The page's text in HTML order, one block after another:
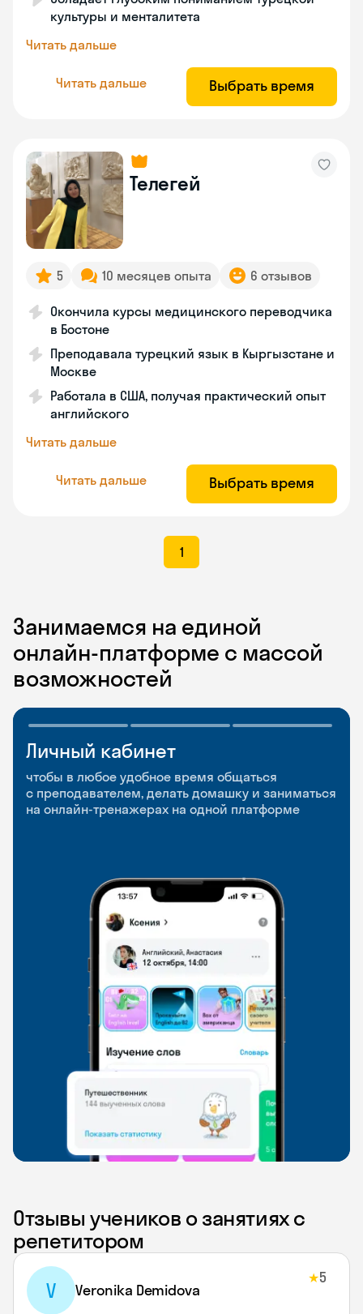
культуры и менталитета
Читать дальше
Читать дальше Выбрать время
Телегей
5 10 месяцев опыта 6 отзывов
Окончила курсы медицинского переводчика
в Бостоне
Преподавала турецкий язык в Кыргызстане и
Москве
Работала в США, получая практический опыт
английского
Читать дальше
Читать дальше Выбрать время
1
Занимаемся на единой
онлайн-платформе с массой
возможностей
Личный кабинет
чтобы в любое удобное время общаться
с преподавателем, делать домашку и заниматься
на онлайн-тренажерах на одной платформе
Мобильное
приложение
чтобы заниматься и изучать новые слова где
и когда удобно
Разговорные клубы
и Talks
Групповые занятия для разговорной практики
и индивидуальные встречи с преподавателями
Отзывы учеников о занятиях с
репетитором
V Veronika Demidova
★5